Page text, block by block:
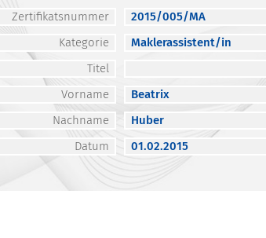
Zertifikatsnummer
2015/005/MA
Kategorie
Maklerassistent/in
Titel
Vorname
Beatrix
Nachname
Huber
Datum
01.02.2015